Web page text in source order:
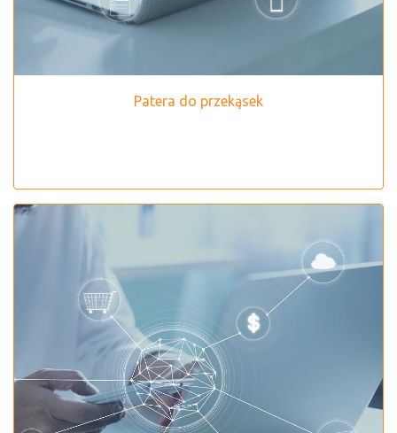
Patera do przekąsek